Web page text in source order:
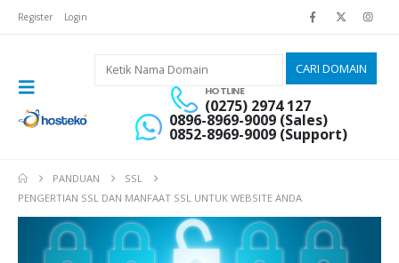
Register Login
HOTLINE
(0275) 2974 127
0896-8969-9009 (Sales)
0852-8969-9009 (Support)
PANDUAN
SSL
PENGERTIAN SSL DAN MANFAAT SSL UNTUK WEBSITE ANDA